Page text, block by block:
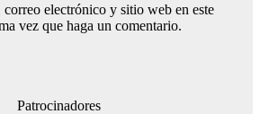
electrónico y sitio web en este
vez que haga un comentario.
Patrocinadores